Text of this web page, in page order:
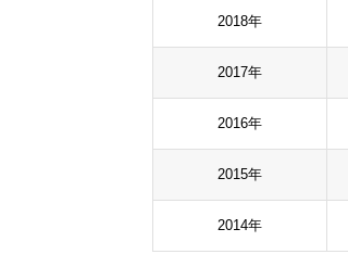
2018年
2017年
2016年
2015年
2014年